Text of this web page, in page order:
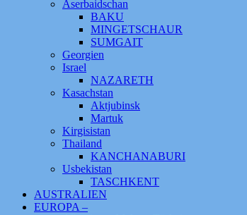
Aserbaidschan
BAKU
MINGETSCHAUR
SUMGAIT
Georgien
Israel
NAZARETH
Kasachstan
Aktjubinsk
Martuk
Kirgisistan
Thailand
KANCHANABURI
Usbekistan
TASCHKENT
AUSTRALIEN
EUROPA –